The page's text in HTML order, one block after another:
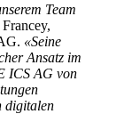
Team
«Seine
Ansatz im
ICS AG von
digitalen